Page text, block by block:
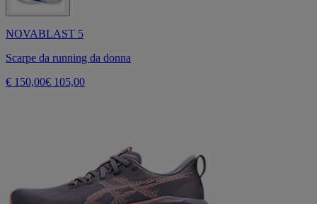
NOVABLAST 5
Scarpe da running da donna
€ 150,00€ 105,00